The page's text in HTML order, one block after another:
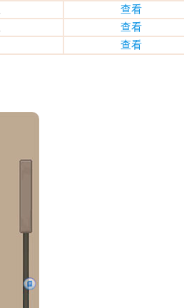
查看
查看
查看